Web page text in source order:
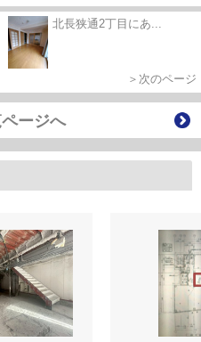
北長狭通2丁目にあ...
＞次のページ
ージへ